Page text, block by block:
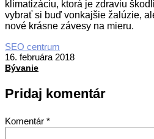
klimatizáciu, ktorá je zdraviu
vybrať si buď vonkajšie žalúzie,
nové krásne závesy na mieru.
2018-
02-
16
SEO centrum
16. februára 2018
Bývanie
Pridaj komentár
Komentár *